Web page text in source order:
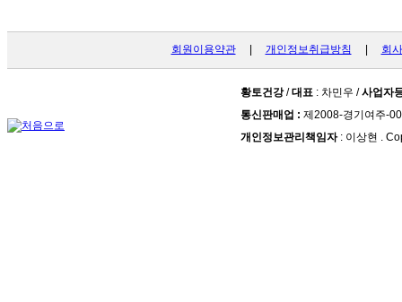
회원이용약관| 개인정보취급방침 회
황토건강/대표 : 차민우 /사업자
통신판매업 : 제2008-경기여주-
개인정보관리책임자: 이상현 .